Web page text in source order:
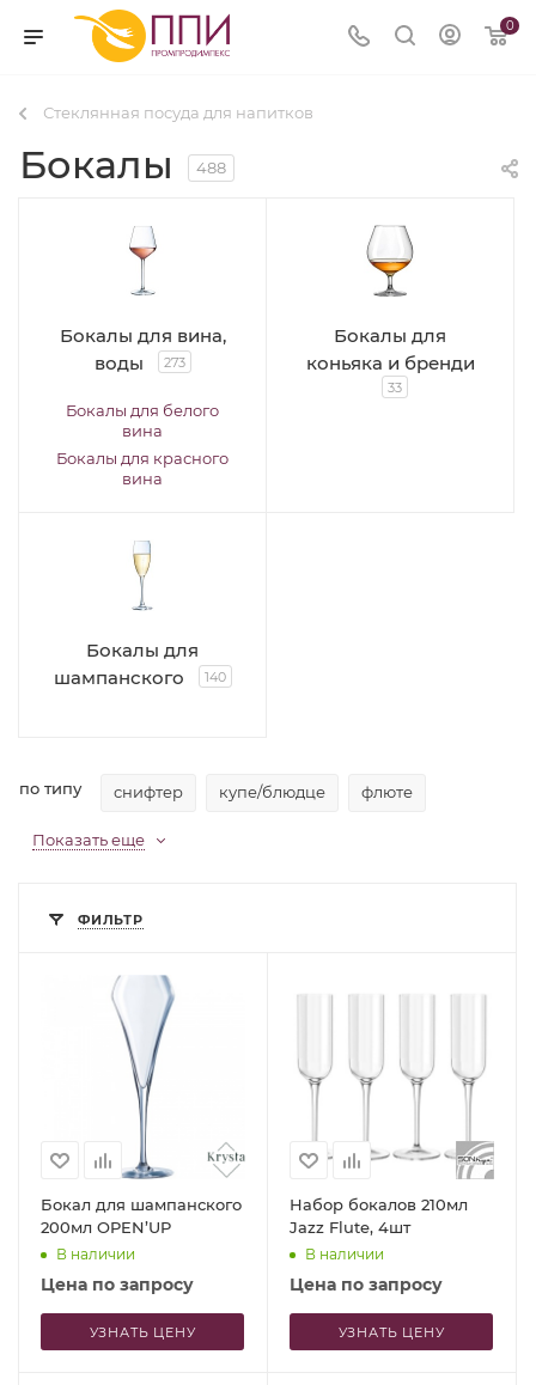
0
Стеклянная посуда для напитков
Бокалы 488
Бокалы для вина,
воды
273
Бокалы для белого
вина
Бокалы для красного
вина
Бокалы для
коньяка и бренди
33
Бокалы для
шампанского
140
по типу снифтер купе/блюдце флюте
Показать еще
ФИЛЬТР
Бокал для шампанского
200мл OPEN’UP
В наличии
Цена по запросу
УЗНАТЬ ЦЕНУ
Набор бокалов 210мл
Jazz Flute, 4шт
В наличии
Цена по запросу
УЗНАТЬ ЦЕНУ